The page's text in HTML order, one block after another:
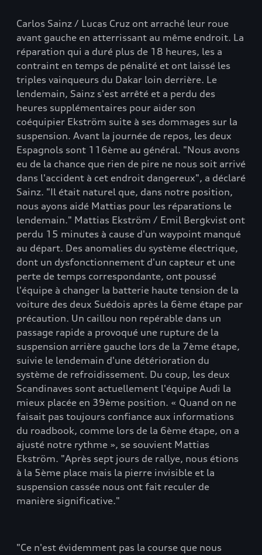
Carlos Sainz / Lucas Cruz ont arraché leur roue
avant gauche en atterrissant au même endroit. La
réparation qui a duré plus de 18 heures, les a
contraint en temps de pénalité et ont laissé les
triples vainqueurs du Dakar loin derrière. Le
lendemain, Sainz s'est arrêté et a perdu des
heures supplémentaires pour aider son
coéquipier Ekström suite à ses dommages sur la
suspension. Avant la journée de repos, les deux
Espagnols sont 116ème au général. "Nous avons
eu de la chance que rien de pire ne nous soit arrivé
dans l'accident à cet endroit dangereux", a déclaré
Sainz. "Il était naturel que, dans notre position,
nous ayons aidé Mattias pour les réparations le
lendemain." Mattias Ekström / Emil Bergkvist ont
perdu 15 minutes à cause d'un waypoint manqué
au départ. Des anomalies du système électrique,
dont un dysfonctionnement d'un capteur et une
perte de temps correspondante, ont poussé
l'équipe à changer la batterie haute tension de la
voiture des deux Suédois après la 6ème étape par
précaution. Un caillou non repérable dans un
passage rapide a provoqué une rupture de la
suspension arrière gauche lors de la 7ème étape,
suivie le lendemain d'une détérioration du
système de refroidissement. Du coup, les deux
Scandinaves sont actuellement l'équipe Audi la
mieux placée en 39ème position. « Quand on ne
faisait pas toujours confiance aux informations
du roadbook, comme lors de la 6ème étape, on a
ajusté notre rythme », se souvient Mattias
Ekström. "Après sept jours de rallye, nous étions
à la 5ème place mais la pierre invisible et la
suspension cassée nous ont fait reculer de
manière significative."
"Ce n'est évidemment pas la course que nous